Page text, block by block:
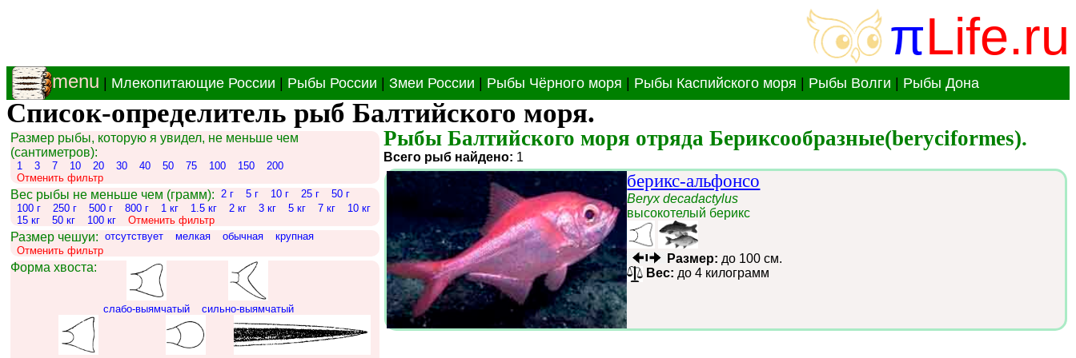
πLife.ru
menu Млекопитающие России Рыбы России Змеи России Рыбы Чёрного моря Рыбы Каспийского моря Рыбы Волги Рыбы Дона
Список-определитель рыб Балтийского моря.
Размер рыбы, которую я увидел, не меньше чем
(сантиметров):
1 3 7 10 20 30 40 50 75 100 150
200
Отменить фильтр
Вес рыбы не меньше чем (грамм): 2 г 5 г 10 г 25 г
50 г
100 г
250 г 500 г 800 г 1 кг 1.5 кг 2 кг 3 кг 5 кг 7 кг
10 кг
15 кг
50 кг 100 кг Отменить фильтр
Размер чешуи: отсутствует мелкая обычная
крупная
Отменить фильтр
Форма хвоста:
слабо-выямчатый сильно-выямчатый
Рыбы Балтийского моря отряда Бериксообразные(beryciformes).
Всего рыб найдено: 1
берикс-альфонсо
Beryx decadactylus
высокотелый берикс
Размер: до 100 см.
Вес: до 4 килограмм